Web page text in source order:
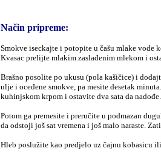
Način pripreme:
Smokve iseckajte i potopite u čašu mlake vode
Kvasac prelijte mlakim zaslađenim mlekom i
Brašno posolite po ukusu (pola kašičice) i
ulje i oceđene smokve, pa mesite desetak
kuhinjskom krpom i ostavite dva sata da nadođe.
Potom ga premesite i preručite u podmazan
da odstoji još sat vremena i još malo naraste.
Hleb poslužite kao predjelo uz čajnu kobasicu